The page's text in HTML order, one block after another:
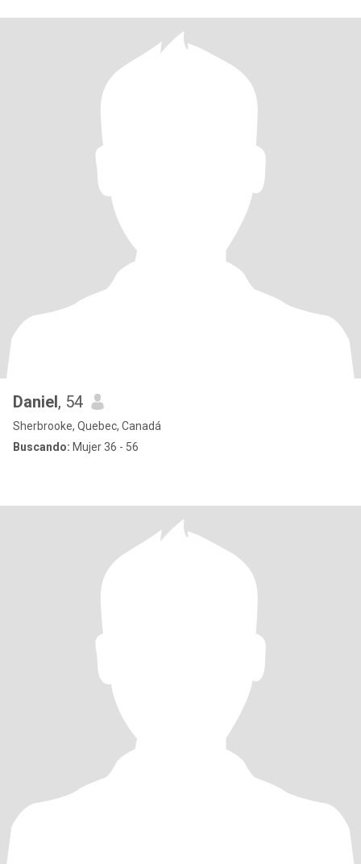
Daniel, 54
Sherbrooke, Quebec, Canadá
Buscando: Mujer 36 - 56